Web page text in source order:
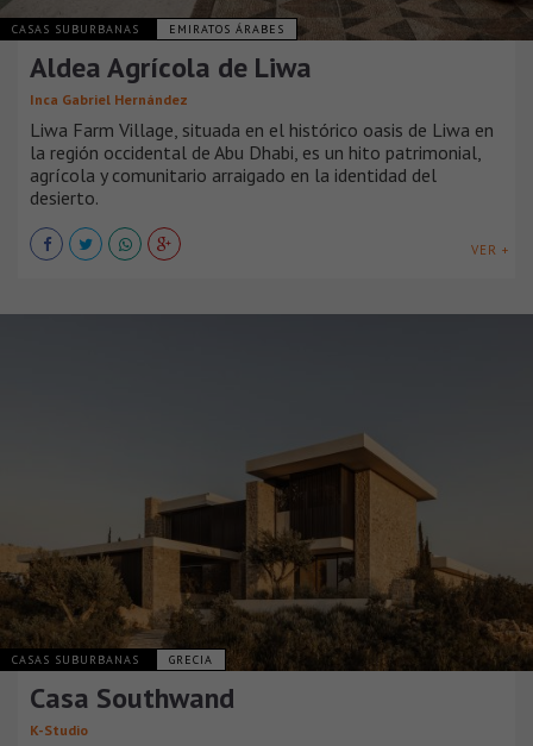
CASAS SUBURBANAS EMIRATOS ÁRABES
Aldea Agrícola de Liwa
Inca Gabriel Hernández
Liwa Farm Village, situada en el histórico oasis de Liwa en
la región occidental de Abu Dhabi, es un hito patrimonial,
agrícola y comunitario arraigado en la identidad del
desierto.
VER +
CASAS SUBURBANAS GRECIA
Casa Southwand
K-Studio